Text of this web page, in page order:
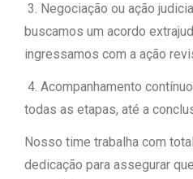
3. Negociação ou ação
buscamos um acordo
ingressamos com a ação
4. Acompanhamento
todas as etapas, até a
Nosso time trabalha com
dedicação para assegurar